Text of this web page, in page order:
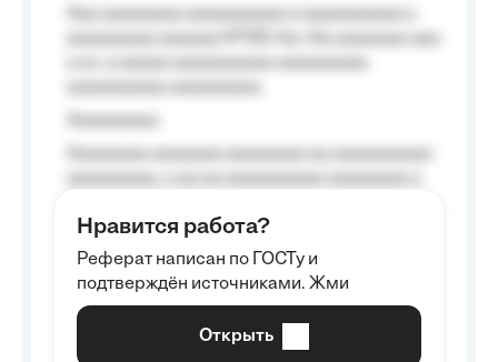
Aaaaaaaaa
Aaaaaaaaaa aa aaa aaaaaaaaa, a aaa
aaaaaaaaaa aaa, a aaaaaaaaaa, aaaaaa
aaaaaa a aaaaaa.
Aaaaaa-aaaaaaaaaaa aaaaaa
Нравится работа?
Реферат написан по ГОСТу и
подтверждён источниками. Жми
Открыть